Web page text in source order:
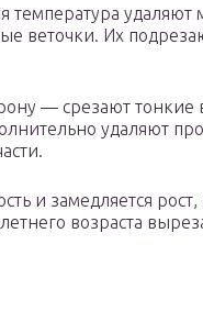
температура
веточки. Их
— срезают тонкие
удаляют
и замедляется
возраста